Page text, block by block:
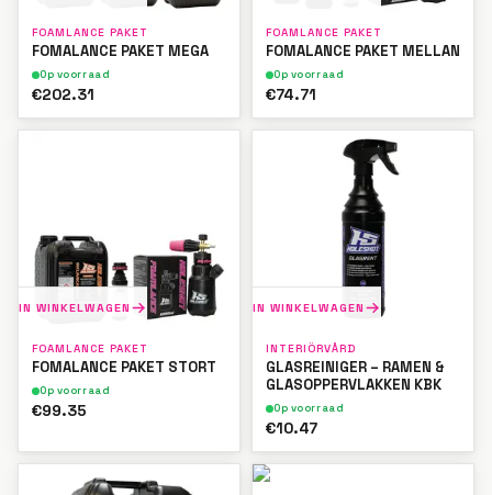
FOAMLANCE PAKET
FOMALANCE PAKET MEGA
Op voorraad
€202.31
FOAMLANCE PAKET
FOMALANCE PAKET MELLAN
Op voorraad
€74.71
IN WINKELWAGEN
FOAMLANCE PAKET
FOMALANCE PAKET STORT
Op voorraad
€99.35
IN WINKELWAGEN
INTERIÖRVÅRD
GLASREINIGER – RAMEN &
GLASOPPERVLAKKEN KBK
Op voorraad
€10.47